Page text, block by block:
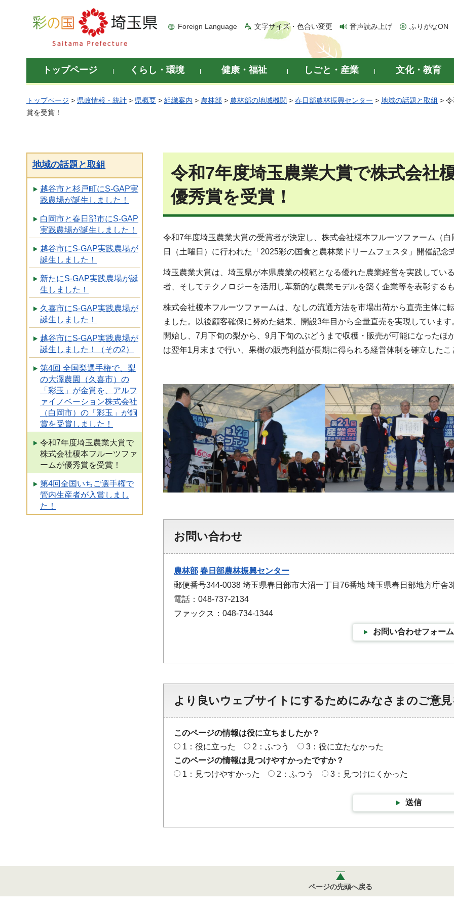
彩の国 埼玉県
Foreign Language 文字サイズ・色合い変更 音声読み上げ ふりがなON
トップページ くらし・環境 健康・福祉 しごと・産業 文化・教育
トップページ > 県政情報・統計 > 県概要 > 組織案内 > 農林部 > 農林部の地域機関 > 春日部農林振興センター > 地域の話題と取組 >
賞を受賞！
地域の話題と取組
越谷市と杉戸町にS-GAP実
践農場が誕生しました！
白岡市と春日部市にS-GAP
実践農場が誕生しました！
越谷市にS-GAP実践農場が
誕生しました！
新たにS-GAP実践農場が誕
生しました！
久喜市にS-GAP実践農場が
誕生しました！
越谷市にS-GAP実践農場が
誕生しました！（その2）
第4回 全国梨選手権で、梨
の大澤農園（久喜市）の
「彩玉」が金賞を、アルフ
ァイノベーション株式会社
（白岡市）の「彩玉」が銅
賞を受賞しました！
令和7年度埼玉農業大賞で
株式会社榎本フルーツファ
ームが優秀賞を受賞！
第4回全国いちご選手権で
管内生産者が入賞しまし
た！
令和7年度埼玉農業大賞で株式会社
優秀賞を受賞！
令和7年度埼玉農業大賞の受賞者が決定し、株式会社榎本フルーツファーム（
日（土曜日）に行われた「2025彩の国食と農林業ドリームフェスタ」開催記
埼玉農業大賞は、埼玉県が本県農業の模範となる優れた農業経営を実践してい
者、そしてテクノロジーを活用し革新的な農業モデルを築く企業等を表彰する
株式会社榎本フルーツファームは、なしの流通方法を市場出荷から直売主体に
ました。以後顧客確保に努めた結果、開設3年目から全量直売を実現していま
開始し、7月下旬の梨から、9月下旬のぶどうまで収穫・販売が可能になった
は翌年1月末まで行い、果樹の販売利益が長期に得られる経営体制を確立した
お問い合わせ
農林部 春日部農林振興センター
郵便番号344-0038 埼玉県春日部市大沼一丁目76番地 埼玉県春日部地方庁舎
電話：048-737-2134
ファックス：048-734-1344
お問い合わせフォーム
より良いウェブサイトにするためにみなさまのご意
このページの情報は役に立ちましたか？
1：役に立った
2：ふつう
3：役に立たなかった
このページの情報は見つけやすかったですか？
1：見つけやすかった
2：ふつう 3：見つけにくかった
送信
ページの先頭へ戻る